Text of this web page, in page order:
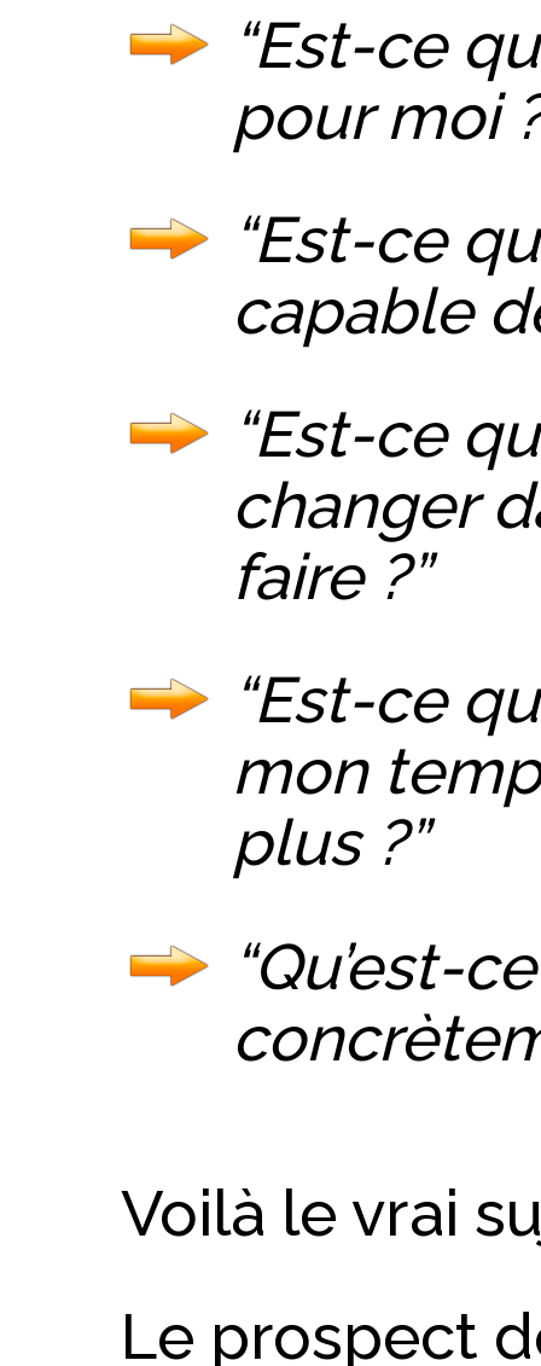
“Est-ce
pour moi
“Est-ce
capable
“Est-ce
changer
faire ?”
“Est-ce
mon
plus ?”
“Qu’est-
Voilà le vrai
Le prospect